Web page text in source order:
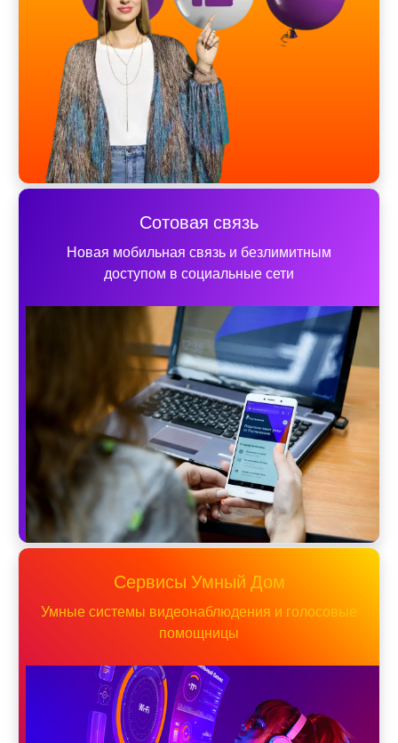
Сотовая связь
Новая мобильная связь и безлимитным
доступом в социальные сети
Сервисы Умный Дом
Умные системы видеонаблюдения и голосовые
помощницы